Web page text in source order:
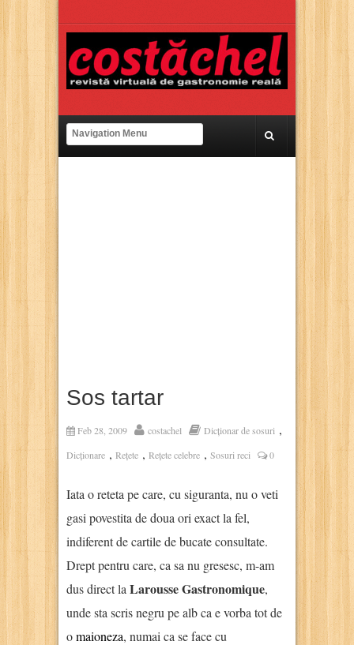
Sos tartar
Feb 28, 2009 costachel Dicționar de sosuri ,
Dicționare , Rețete , Rețete celebre , Sosuri reci 0
Iata o reteta pe care, cu siguranta, nu o veti
gasi povestita de doua ori exact la fel,
indiferent de cartile de bucate consultate.
Drept pentru care, ca sa nu gresesc, m-am
dus direct la Larousse Gastronomique,
unde sta scris negru pe alb ca e vorba tot de
omaioneza, numai ca se face cu